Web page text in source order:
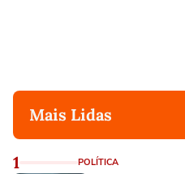
Mais Lidas
1 POLÍTICA